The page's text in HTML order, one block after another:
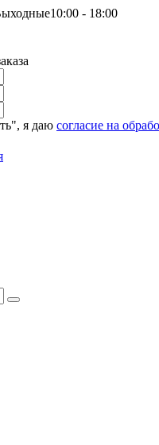
10:00 - 18:00
я даю согласие на